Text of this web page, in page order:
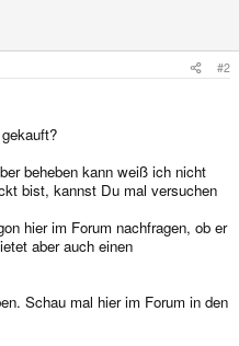
#2
beheben kann weiß ich nicht
bist, kannst Du mal versuchen
hier im Forum nachfragen, ob er
aber auch einen
Schau mal hier im Forum in den